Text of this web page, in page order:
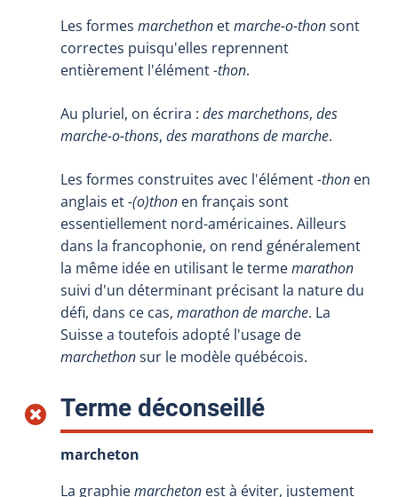
Les formes marchethon etmarche-o-thonsont
correctes puisqu'elles reprennent
entièrement l'élément-thon.
Au pluriel, on écrira : des marchethons, des
marche-o-thons, des marathons de marche.
Les formes construites avec l'élément-thon en
anglais et-(o)thon en français sont
essentiellement nord-américaines. Ailleurs
dans la francophonie, on rend généralement
la même idée en utilisant le termemarathon
suivi d'un déterminant précisant la nature du
défi, dans ce cas, marathon de marche. La
Suisse a toutefois adopté l'usage de
marchethonsur le modèle québécois.
Terme déconseillé:
marcheton
La graphiemarcheton est à éviter, justement